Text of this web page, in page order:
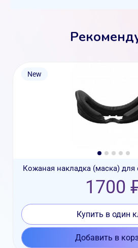
New
Кожаная накладка (маска) для
1700
Купить в один
Добавить в